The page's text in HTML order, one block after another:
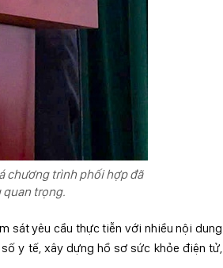
chương trình phối hợp đã
quan trọng.
sát yêu cầu thực tiễn với nhiều nội dung
y tế, xây dựng hồ sơ sức khỏe điện tử,